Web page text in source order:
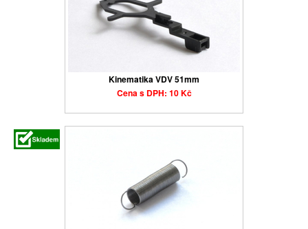
Kinematika VDV 51mm
Cena s DPH: 10 Kč